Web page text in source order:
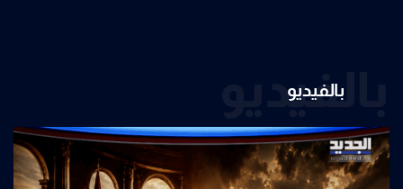
بالفيديو
بالفيديو